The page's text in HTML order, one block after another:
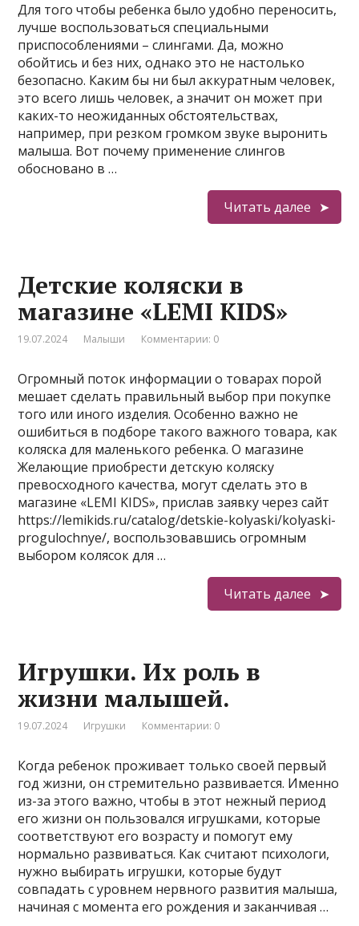
Для того чтобы ребенка было удобно переносить,
лучше воспользоваться специальными
приспособлениями – слингами. Да, можно
обойтись и без них, однако это не настолько
безопасно. Каким бы ни был аккуратным человек,
это всего лишь человек, а значит он может при
каких-то неожиданных обстоятельствах,
например, при резком громком звуке выронить
малыша. Вот почему применение слингов
обосновано в …
Читать далее
Детские коляски в
магазине «LEMI KIDS»
19.07.2024 Малыши Комментарии: 0
Огромный поток информации о товарах порой
мешает сделать правильный выбор при покупке
того или иного изделия. Особенно важно не
ошибиться в подборе такого важного товара, как
коляска для маленького ребенка. О магазине
Желающие приобрести детскую коляску
превосходного качества, могут сделать это в
магазине «LEMI KIDS», прислав заявку через сайт
https://lemikids.ru/catalog/detskie-kolyaski/kolyaski-
progulochnye/, воспользовавшись огромным
выбором колясок для …
Читать далее
Игрушки. Их роль в
жизни малышей.
19.07.2024 Игрушки Комментарии: 0
Когда ребенок проживает только своей первый
год жизни, он стремительно развивается. Именно
из-за этого важно, чтобы в этот нежный период
его жизни он пользовался игрушками, которые
соответствуют его возрасту и помогут ему
нормально развиваться. Как считают психологи,
нужно выбирать игрушки, которые будут
совпадать с уровнем нервного развития малыша,
начиная с момента его рождения и заканчивая …